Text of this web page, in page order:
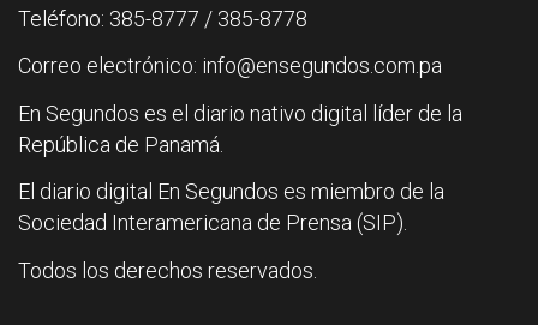
Teléfono: 385-8777 / 385-8778
Correo electrónico: info@ensegundos.com.pa
En Segundos es el diario nativo digital líder de la
República de Panamá.
El diario digital En Segundos es miembro de la
Sociedad Interamericana de Prensa (SIP).
Todos los derechos reservados.